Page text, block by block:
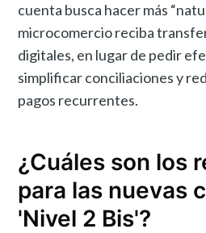
cuenta busca hacer más
microcomercio reciba
digitales, en lugar de pedir
simplificar conciliaciones y
pagos recurrentes.
¿Cuáles son los
para las nuevas
'Nivel 2 Bis'?